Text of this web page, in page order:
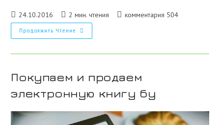
Запись
опубликована:
24.10.2016
Время
чтения:
2 мин. чтения
Комментарии
комментария 504
Продолжить Чтение Скупка
Бу
Покупаем и продаем
электронную книгу бу